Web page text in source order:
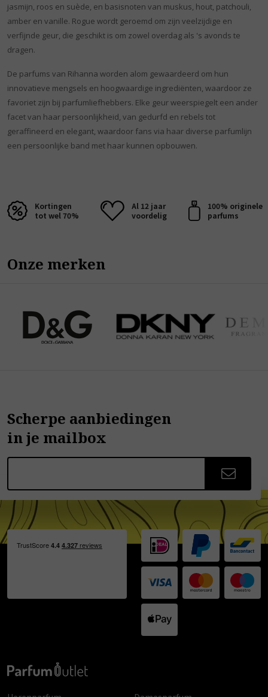
jasmijn, roos en suède, en basisnoten van muskus, hout, patchouli,
amber en vanille. Rogue wordt geroemd om zijn veelzijdige en
verfijnde geur, die geschikt is om zowel overdag als 's avonds te
dragen.
De parfums van Rihanna worden alom gewaardeerd om hun
innovatieve mengsels en hoogwaardige ingrediënten, waardoor ze
favoriet zijn bij parfumliefhebbers. Elke geur weerspiegelt een ander
facet van haar persoonlijkheid, van gedurfd en rebels tot
geraffineerd en elegant, waardoor fans via haar diverse parfumlijn
een persoonlijke band met haar kunnen opbouwen.
Kortingen
tot wel 70%
Al 12 jaar
voordelig
100% originele
parfums
Onze merken
Scherpe aanbiedingen
in je mailbox